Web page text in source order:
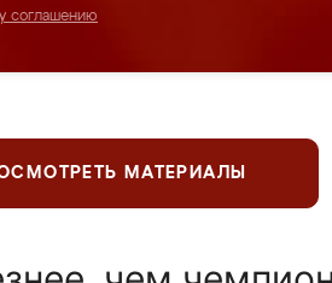
соглашению
МАТЕРИАЛЫ